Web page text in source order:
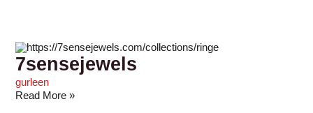
7sensejewels
gurleen
Read More »